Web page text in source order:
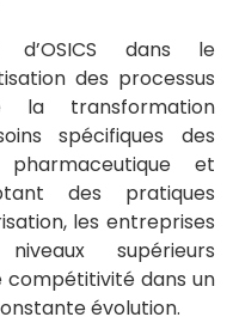
d’OSICS dans le
des processus
la transformation
spécifiques des
et
des pratiques
les entreprises
supérieurs
compétitivité dans un
évolution.